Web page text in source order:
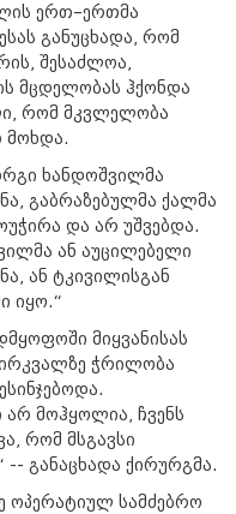
ერთ–ერთმა
განუცხადა, რომ
შესაძლოა,
მცდელობას ჰქონდა
რომ მკვლელობა
მოხდა.
ხანდოშვილმა
გაბრაზებულმა ქალმა
და არ უშვებდა.
ან აუცილებელი
ან ტკივილისგან
იყო.“
მიყვანისას
ჭრილობა
არ მოჰყოლია, ჩვენს
რომ მსგავსი
განაცხადა ქირურგმა.
ოპერატიულ სამძებრო